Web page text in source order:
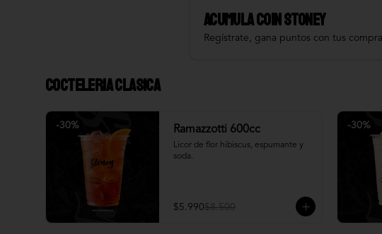
AcumulaCOIN STONEY
Regístrate, gana puntos con tus
Cocteleria Clasica
-30% Ramazzotti 600cc
Licor de flor hibiscus, espumante y
soda.
$5.990$8.500
-30%